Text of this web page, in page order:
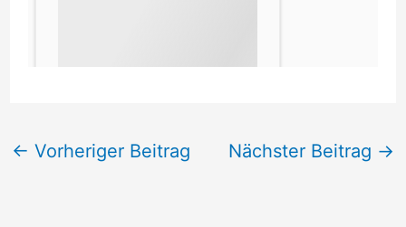
← Vorheriger Beitrag Nächster Beitrag →